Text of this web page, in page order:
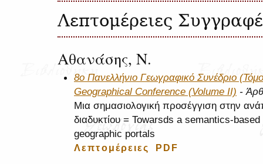
Λεπτομέρειες
Αθανάσης, Ν.
8ο Πανελλήνιο Γεωγραφικό Συνέδριο
Geographical Conference (Volume II) -
Μια σημασιολογική προσέγγιση στην
διαδυκτίου = Towarsds a semantics-
geographic portals
Λεπτομέρειες PDF